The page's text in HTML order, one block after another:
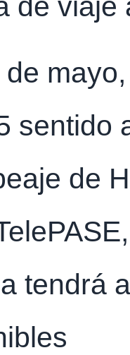
sentido
de
tendrá